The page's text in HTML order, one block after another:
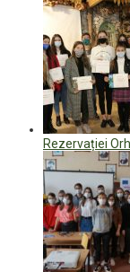
Rezervației